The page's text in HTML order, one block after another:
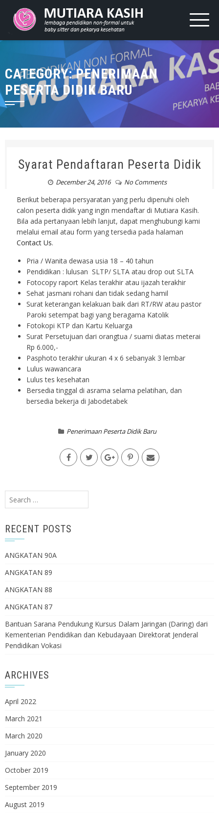
CATEGORY: PENERIMAAN
PESERTA DIDIK BARU
Syarat Pendaftaran Peserta Didik
December 24, 2016 No Comments
Berikut beberapa persyaratan yang perlu dipenuhi oleh
calon peserta didik yang ingin mendaftar di Mutiara Kasih.
Bila ada pertanyaan lebih lanjut, dapat menghubungi kami
melalui email atau form yang tersedia pada halaman
Contact Us.
Pria / Wanita dewasa usia 18 – 40 tahun
Pendidikan : lulusan SLTP/ SLTA atau drop out SLTA
Fotocopy raport Kelas terakhir atau ijazah terakhir
Sehat jasmani rohani dan tidak sedang hamil
Surat keterangan kelakuan baik dari RT/RW atau pastor
Paroki setempat bagi yang beragama Katolik
Fotokopi KTP dan Kartu Keluarga
Surat Persetujuan dari orangtua / suami diatas meterai
Rp 6.000,-
Pasphoto terakhir ukuran 4 x 6 sebanyak 3 lembar
Lulus wawancara
Lulus tes kesehatan
Bersedia tinggal di asrama selama pelatihan, dan
bersedia bekerja di Jabodetabek
Penerimaan Peserta Didik Baru
Search
for:
RECENT POSTS
ANGKATAN 90A
ANGKATAN 89
ANGKATAN 88
ANGKATAN 87
Bantuan Sarana Pendukung Kursus Dalam Jaringan (Daring) dari
Kementerian Pendidikan dan Kebudayaan Direktorat Jenderal
Pendidikan Vokasi
ARCHIVES
April 2022
March 2021
March 2020
January 2020
October 2019
September 2019
August 2019